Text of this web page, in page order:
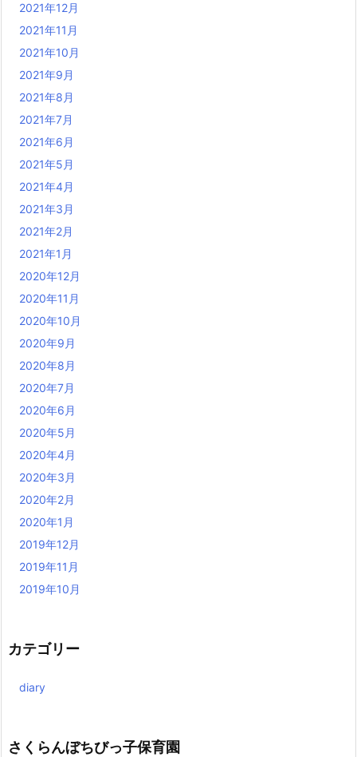
2021年12月
2021年11月
2021年10月
2021年9月
2021年8月
2021年7月
2021年6月
2021年5月
2021年4月
2021年3月
2021年2月
2021年1月
2020年12月
2020年11月
2020年10月
2020年9月
2020年8月
2020年7月
2020年6月
2020年5月
2020年4月
2020年3月
2020年2月
2020年1月
2019年12月
2019年11月
2019年10月
カテゴリー
diary
さくらんぼちびっ子保育園